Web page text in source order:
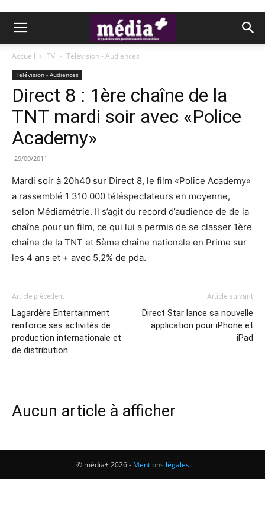
Accueil TV Télévision - Audiences
Télévision - Audiences
Direct 8 : 1ère chaîne de la
TNT mardi soir avec «Police
Academy»
29/09/2011
Mardi soir à 20h40 sur Direct 8, le film «Police Academy»
a rassemblé 1 310 000 téléspectateurs en moyenne,
selon Médiamétrie. Il s’agit du record d’audience de de la
chaîne pour un film, ce qui lui a permis de se classer 1ère
chaîne de la TNT et 5ème chaîne nationale en Prime sur
les 4 ans et + avec 5,2% de pda.
Article précédent
Lagardère Entertainment
renforce ses activités de
production internationale et
de distribution
Article suivant
Direct Star lance sa nouvelle
application pour iPhone et
iPad
Aucun article à afficher
© média+ 2026 - Mentions légales